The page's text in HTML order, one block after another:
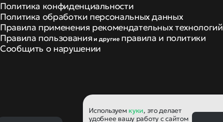
Политика конфиденциальности
Политика обработки персональных данных
Правила применения рекомендательных технологий
Правила пользования и другие правила и политики
Сообщить о нарушении
Используем куки, это делает
удобнее вашу работу с сайтом